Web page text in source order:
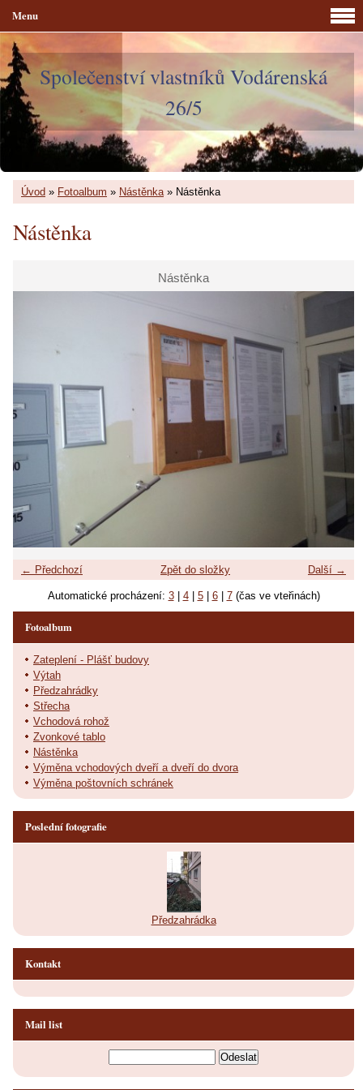
Společenství vlastníků Vodárenská
26/5
Úvod » Fotoalbum » Nástěnka» Nástěnka
Nástěnka
Nástěnka
← Předchozí Další →
Zpět do složky
Automatické procházení: 3| 4| 5| 6| 7(čas ve vteřinách)
Menu
Fotoalbum
Zateplení - Plášť budovy
Výtah
Předzahrádky
Střecha
Vchodová rohož
Zvonkové tablo
Nástěnka
Výměna vchodových dveří a dveří do dvora
Výměna poštovních schránek
Poslední fotografie
Předzahrádka
Kontakt
Mail list